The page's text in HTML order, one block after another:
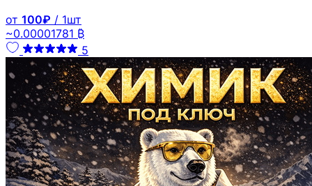
от 100₽ / 1шт
~0.00001781 ₿
5